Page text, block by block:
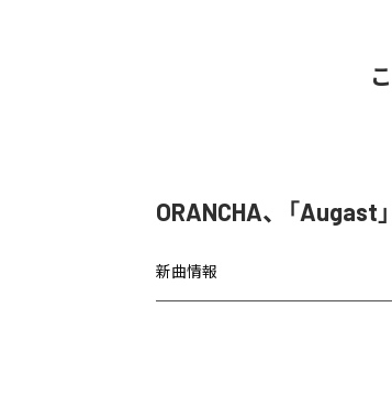
ORANCHA、「Augast
新曲情報